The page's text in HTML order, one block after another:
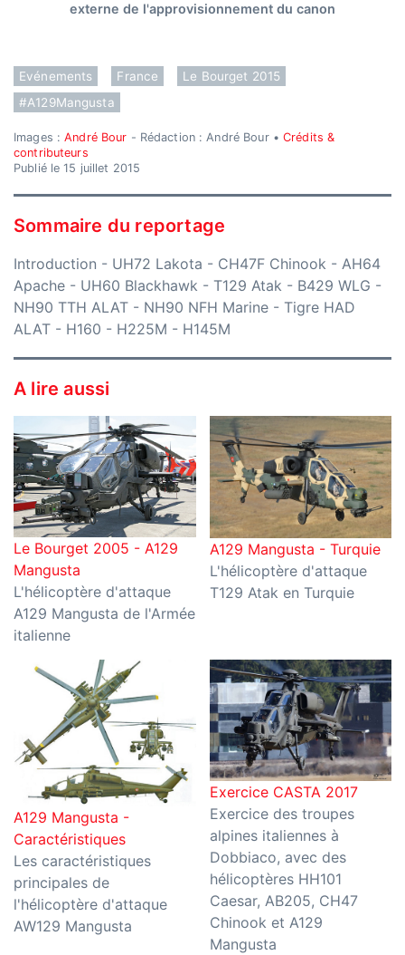
externe de l'approvisionnement du canon
Evénements France
Le Bourget 2015
#A129Mangusta
Images :André Bour - Rédaction : André Bour •Crédits &
contributeurs
Publié le 15 juillet 2015
Sommaire du reportage
Introduction - UH72 Lakota - CH47F Chinook - AH64
Apache - UH60 Blackhawk - T129 Atak - B429 WLG -
NH90 TTH ALAT - NH90 NFH Marine - Tigre HAD
ALAT - H160 - H225M - H145M
A lire aussi
Le Bourget 2005 - A129
Mangusta
L'hélicoptère d'attaque
A129 Mangusta de l'Armée
italienne
A129 Mangusta - Turquie
L'hélicoptère d'attaque
T129 Atak en Turquie
A129 Mangusta -
Caractéristiques
Les caractéristiques
principales de
l'hélicoptère d'attaque
AW129 Mangusta
Exercice CASTA 2017
Exercice des troupes
alpines italiennes à
Dobbiaco, avec des
hélicoptères HH101
Caesar, AB205, CH47
Chinook et A129
Mangusta